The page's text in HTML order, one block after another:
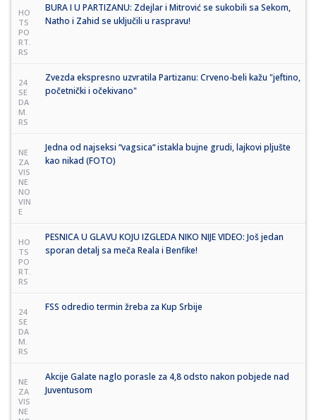
HO
TS
PO
RT.
RS
BURA I U PARTIZANU: Zdejlar i Mitrović se sukobili sa Sekom,
Natho i Zahid se uključili u raspravu!
24
SE
DA
M.
RS
Zvezda ekspresno uzvratila Partizanu: Crveno-beli kažu "jeftino,
početnički i očekivano"
NE
ZA
VIS
NE
NO
VIN
E
Jedna od najseksi “vagsica“ istakla bujne grudi, lajkovi pljušte
kao nikad (FOTO)
HO
TS
PO
RT.
RS
PESNICA U GLAVU KOJU IZGLEDA NIKO NIJE VIDEO: Još jedan
sporan detalj sa meča Reala i Benfike!
24
SE
DA
M.
RS
FSS odredio termin žreba za Kup Srbije
NE
ZA
VIS
NE
Akcije Galate naglo porasle za 4,8 odsto nakon pobjede nad
Juventusom